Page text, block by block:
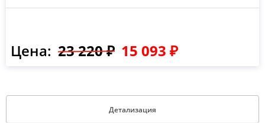
Цена: 23 220 ₽ 15 093 ₽
Детализация